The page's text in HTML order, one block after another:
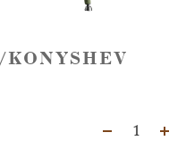
1